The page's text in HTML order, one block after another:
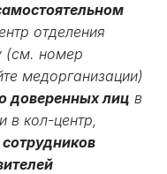
отделения
(см. номер
медорганизации)
доверенных лиц в
в кол-центр,